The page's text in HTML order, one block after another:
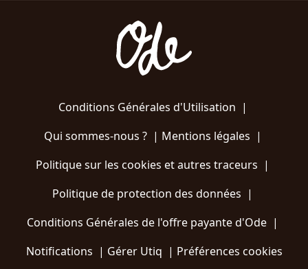
Conditions Générales d'Utilisation |
Qui sommes-nous ?| Mentions légales |
Politique sur les cookies et autres traceurs |
Politique de protection des données |
Conditions Générales de l'offre payante d'Ode |
Notifications | Gérer Utiq | Préférences cookies